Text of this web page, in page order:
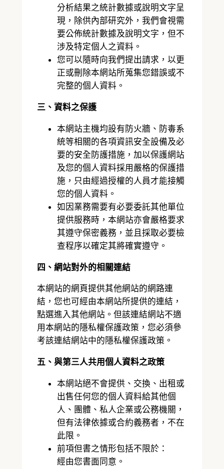
分析結果之統計數據或說明文字呈
現，除供內部研究外，我們會視需
要公佈統計數據及說明文字，但不
涉及特定個人之資料。
您可以隨時向我們提出請求，以更
正或刪除本網站所蒐集您錯誤或不
完整的個人資料。
三、資料之保護
本網站主機均設有防火牆、防毒系
統等相關的各項資訊安全設備及必
要的安全防護措施，加以保護網站
及您的個人資料採用嚴格的保護措
施，只由經過授權的人員才能接觸
您的個人資料。
如因業務需要有必要委託其他單位
提供服務時，本網站亦會嚴格要求
其遵守保密義務，並且採取必要檢
查程序以確定其將確實遵守。
四、網站對外的相關連結
本網站的網頁提供其他網站的網路連
結，您也可經由本網站所提供的連結，
點選進入其他網站。但該連結網站不適
用本網站的隱私權保護政策，您必須參
考該連結網站中的隱私權保護政策。
五、與第三人共用個人資料之政策
本網站絕不會提供、交換、出租或
出售任何您的個人資料給其他個
人、團體、私人企業或公務機關，
但有法律依據或合約義務者，不在
此限。
前項但書之情形包括不限於：
經由您書面同意。